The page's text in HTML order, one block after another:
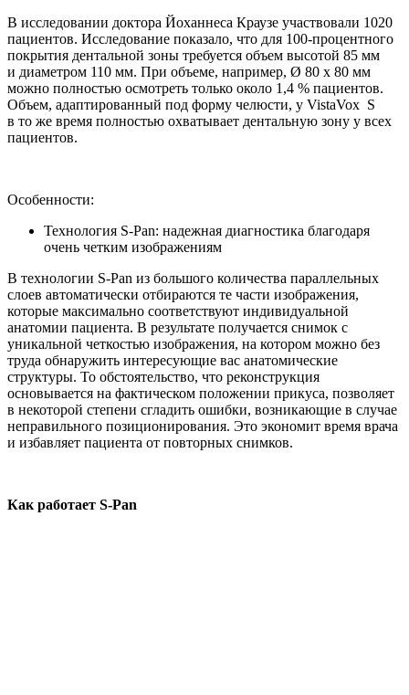
В исследовании доктора Йоханнеса Краузе участвовали 1020
пациентов. Исследование показало, что для 100-процентного
покрытия дентальной зоны требуется объем высотой 85 мм
и диаметром 110 мм. При объеме, например, Ø 80 x 80 мм
можно полностью осмотреть только около 1,4 % пациентов.
Объем, адаптированный под форму челюсти, у VistaVox S
в то же время полностью охватывает дентальную зону у всех
пациентов.
Особенности:
Технология S-Pan: надежная диагностика благодаря
очень четким изображениям
В технологии S-Pan из большого количества параллельных
слоев автоматически отбираются те части изображения,
которые максимально соответствуют индивидуальной
анатомии пациента. В результате получается снимок с
уникальной четкостью изображения, на котором можно без
труда обнаружить интересующие вас анатомические
структуры. То обстоятельство, что реконструкция
основывается на фактическом положении прикуса, позволяет
в некоторой степени сгладить ошибки, возникающие в случае
неправильного позиционирования. Это экономит время врача
и избавляет пациента от повторных снимков.
Как работает S-Pan